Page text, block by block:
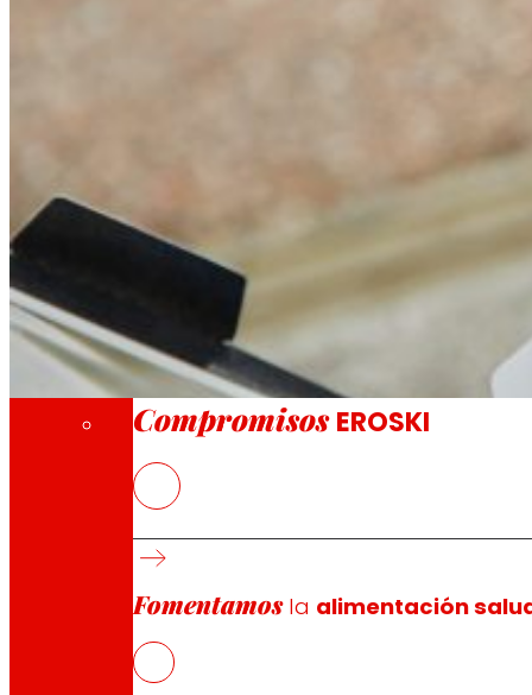
A través de nuestra Fundación
Compromisos
Compromisos EROSKI
Fomentamosla alimentación
El desperdicio de alimentos es un problema grave:
emisiones antropogénicas totales de GEI y cuestan
este problema sigue sin resolverse, no sólo porque
sistemas alimentarios reales, sino también porque
desperdicio de alimentos para poder actuar.